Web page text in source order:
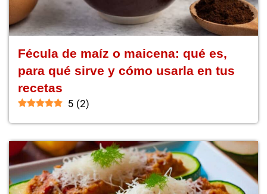
Fécula de maíz o maicena: qué es,
para qué sirve y cómo usarla en tus
recetas
5 (2)